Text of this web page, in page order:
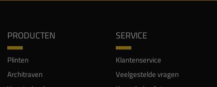
PRODUCTEN
Plinten
Architraven
SERVICE
Klantenservice
Veelgestelde vragen